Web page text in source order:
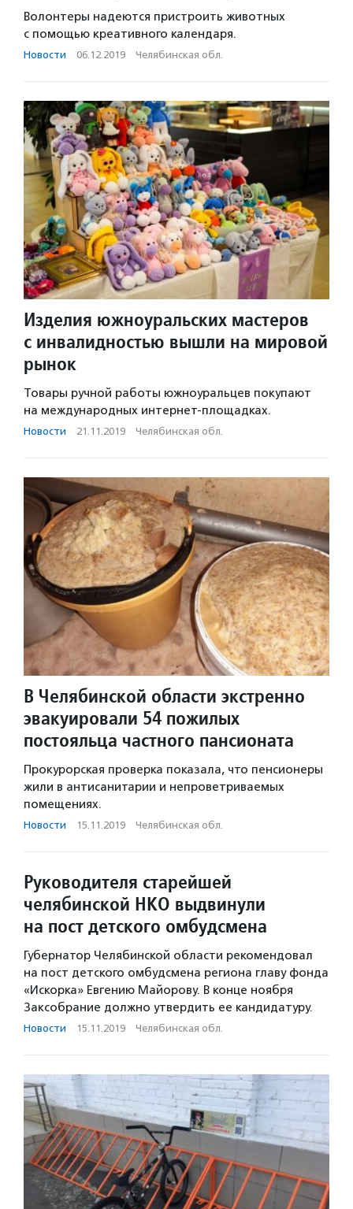
Волонтеры надеются пристроить животных
с помощью креативного календаря.
Новости · 06.12.2019 · Челябинская обл.
Изделия южноуральских мастеров
с инвалидностью вышли на мировой
рынок
Товары ручной работы южноуральцев покупают
на международных интернет-площадках.
Новости · 21.11.2019 · Челябинская обл.
В Челябинской области экстренно
эвакуировали 54 пожилых
постояльца частного пансионата
Прокурорская проверка показала, что пенсионеры
жили в антисанитарии и непроветриваемых
помещениях.
Новости · 15.11.2019 · Челябинская обл.
Руководителя старейшей
челябинской НКО выдвинули
на пост детского омбудсмена
Губернатор Челябинской области рекомендовал
на пост детского омбудсмена региона главу фонда
«Искорка» Евгению Майорову. В конце ноября
Заксобрание должно утвердить ее кандидатуру.
Новости · 15.11.2019 · Челябинская обл.